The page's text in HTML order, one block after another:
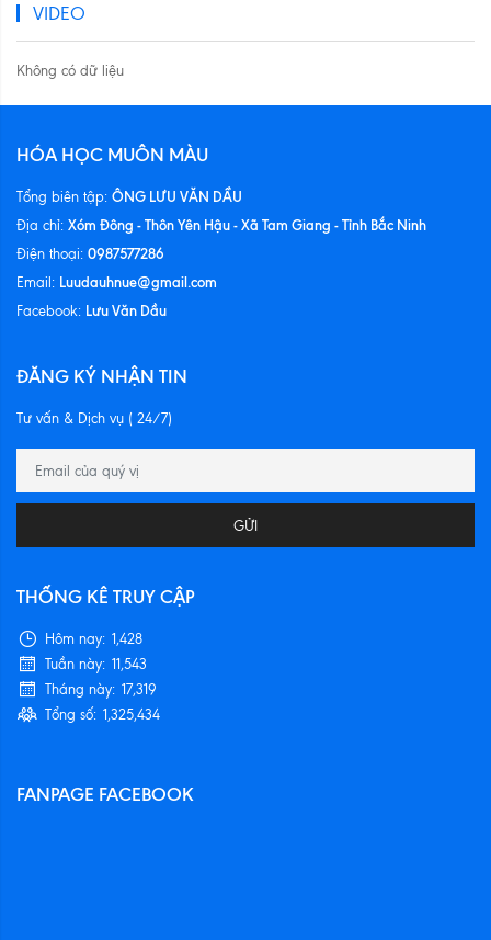
VIDEO
Không có dữ liệu
HÓA HỌC MUÔN MÀU
Tổng biên tập: ÔNG LƯU VĂN DẦU
Địa chỉ: Xóm Đông - Thôn Yên Hậu - Xã Tam Giang - Tỉnh Bắc Ninh
Điện thoại: 0987577286
Email: Luudauhnue@gmail.com
Facebook: Lưu Văn Dầu
ĐĂNG KÝ NHẬN TIN
Tư vấn & Dịch vụ ( 24/7)
GỬI
THỐNG KÊ TRUY CẬP
Hôm nay: 1,428
Tuần này: 11,543
Tháng này: 17,319
Tổng số: 1,325,434
FANPAGE FACEBOOK